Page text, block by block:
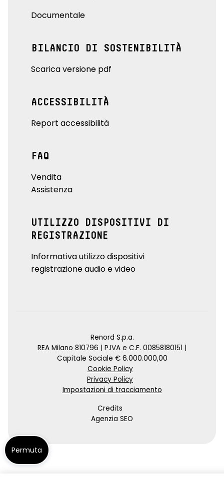
Documentale
BILANCIO DI SOSTENIBILITÀ
Scarica versione pdf
ACCESSIBILITÀ
Report accessibilità
FAQ
Vendita
Assistenza
UTILIZZO DISPOSITIVI DI
REGISTRAZIONE
Informativa utilizzo dispositivi
registrazione audio e video
Renord S.p.a.
REA Milano 810796 | P.IVA e C.F. 00858180151 |
Capitale Sociale € 6.000.000,00
Cookie Policy
Privacy Policy
Impostazioni di tracciamento
Credits
Agenzia SEO
Permuta